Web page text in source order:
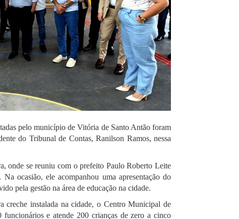
pelo município de Vitória de Santo Antão foram
do Tribunal de Contas, Ranilson Ramos, nessa
onde se reuniu com o prefeito Paulo Roberto Leite
ocasião, ele acompanhou uma apresentação do
pela gestão na área de educação na cidade.
creche instalada na cidade, o Centro Municipal de
e atende 200 crianças de zero a cinco